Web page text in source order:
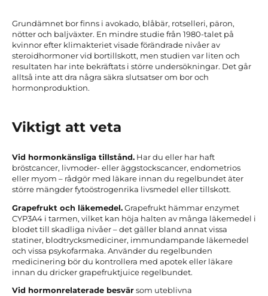
Grundämnet bor finns i avokado, blåbär, rotselleri, päron,
nötter och baljväxter. En mindre studie från 1980-talet på
kvinnor efter klimakteriet visade förändrade nivåer av
steroidhormoner vid bortillskott, men studien var liten och
resultaten har inte bekräftats i större undersökningar. Det går
alltså inte att dra några säkra slutsatser om bor och
hormonproduktion.
Viktigt att veta
Vid hormonkänsliga tillstånd. Har du eller har haft
bröstcancer, livmoder- eller äggstockscancer, endometrios
eller myom – rådgör med läkare innan du regelbundet äter
större mängder fytoöstrogenrika livsmedel eller tillskott.
Grapefrukt och läkemedel. Grapefrukt hämmar enzymet
CYP3A4 i tarmen, vilket kan höja halten av många läkemedel i
blodet till skadliga nivåer – det gäller bland annat vissa
statiner, blodtrycksmediciner, immundampande läkemedel
och vissa psykofarmaka. Använder du regelbunden
medicinering bör du kontrollera med apotek eller läkare
innan du dricker grapefruktjuice regelbundet.
Vid hormonrelaterade besvär som uteblivna